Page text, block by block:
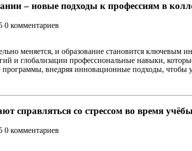
– новые подходы к профессиям в
0 комментариев
меняется, и образование становится ключевым
и глобализации профессиональные навыки,
программы, внедряя инновационные подходы,
справляться со стрессом во время
0 комментариев